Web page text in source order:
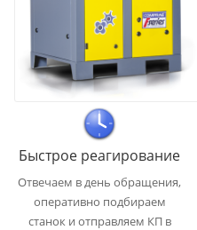
Быстрое реагирование
Отвечаем в день обращения,
оперативно подбираем
станок и отправляем КП в